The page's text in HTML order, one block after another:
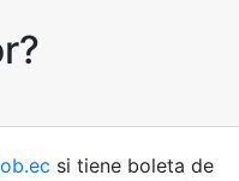
si tiene boleta de